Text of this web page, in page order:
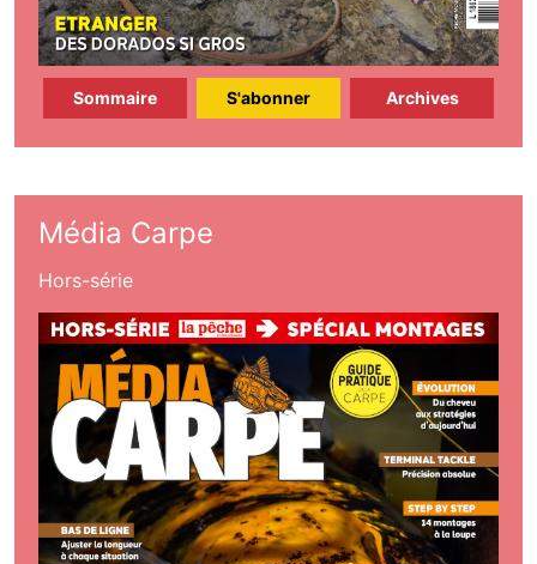
Sommaire S'abonner Archives
Média Carpe
Hors-série